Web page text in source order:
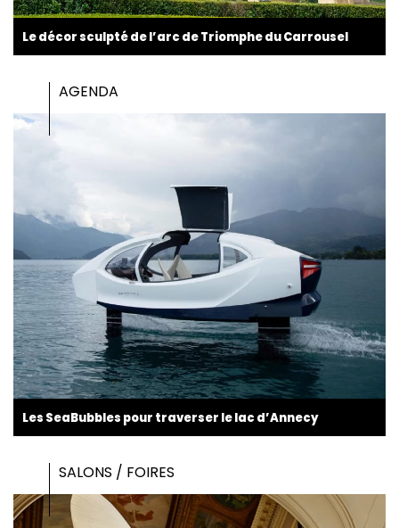
Le décor sculpté de l’arc de Triomphe du Carrousel
AGENDA
Les SeaBubbles pour traverser le lac d’Annecy
SALONS / FOIRES